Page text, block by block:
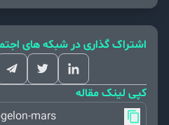
اشتراک گذاری در شبکه های
کپی لینک مقاله
mars/